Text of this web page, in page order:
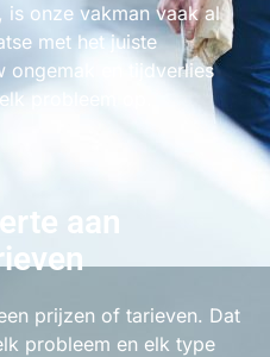
is onze vakman vaak al
met het juiste
ongemak en tijdverlies
probleem op.
aan
prijzen of tarieven. Dat
probleem en elk type